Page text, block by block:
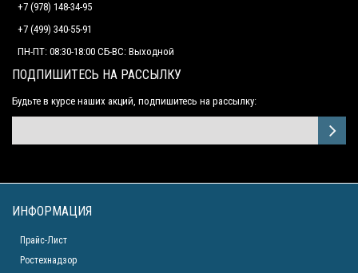
+7 (978) 148-34-95
+7 (499) 340-55-91 ​
ПН-ПТ: 08:30-18:00 СБ-ВС: Выходной
ПОДПИШИТЕСЬ НА РАССЫЛКУ
Будьте в курсе наших акций, подпишитесь на рассылку:
ИНФОРМАЦИЯ
Прайс-Лист
Ростехнадзор